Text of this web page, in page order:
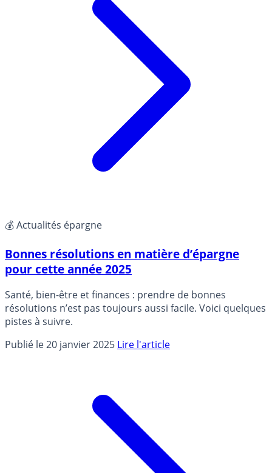
💰 Actualités épargne
Bonnes résolutions en matière d’épargne
pour cette année 2025
Santé, bien-être et finances : prendre de bonnes
résolutions n’est pas toujours aussi facile. Voici quelques
pistes à suivre.
Publié le 20 janvier 2025 Lire l'article